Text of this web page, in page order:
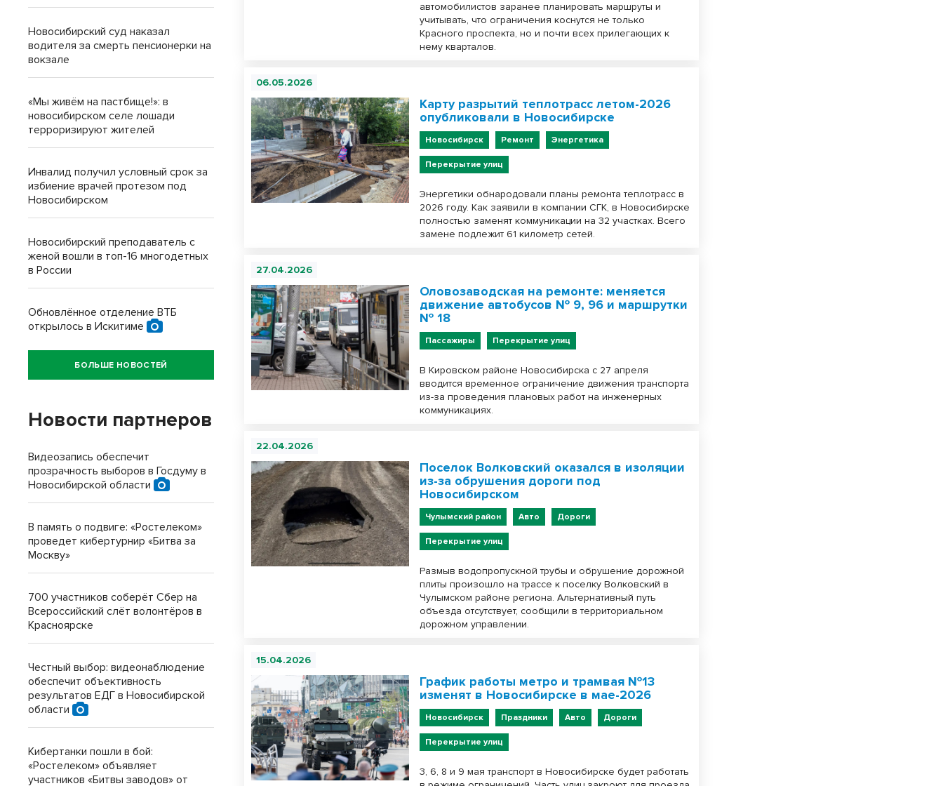
автомобилистов заранее планировать маршруты и
учитывать, что ограничения коснутся не только
Красного проспекта, но и почти всех прилегающих к
нему кварталов.
06.05.2026
Карту разрытий теплотрасс летом-2026
опубликовали в Новосибирске
Новосибирск Ремонт Энергетика
Перекрытие улиц
Энергетики обнародовали планы ремонта теплотрасс в
2026 году. Как заявили в компании СГК, в Новосибирске
полностью заменят коммуникации на 32 участках. Всего
замене подлежит 61 километр сетей.
27.04.2026
Оловозаводская на ремонте: меняется
движение автобусов № 9, 96 и маршрутки
№ 18
Пассажиры Перекрытие улиц
В Кировском районе Новосибирска с 27 апреля
вводится временное ограничение движения транспорта
из-за проведения плановых работ на инженерных
коммуникациях.
22.04.2026
Поселок Волковский оказался в изоляции
из-за обрушения дороги под
Новосибирском
Чулымский район Авто Дороги
Перекрытие улиц
Размыв водопропускной трубы и обрушение дорожной
плиты произошло на трассе к поселку Волковский в
Чулымском районе региона. Альтернативный путь
объезда отсутствует, сообщили в территориальном
дорожном управлении.
15.04.2026
График работы метро и трамвая №13
изменят в Новосибирске в мае-2026
Новосибирск Праздники Авто Дороги
Перекрытие улиц
3, 6, 8 и 9 мая транспорт в Новосибирске будет работать
Новосибирский суд наказал
водителя за смерть пенсионерки на
вокзале
«Мы живём на пастбище!»: в
новосибирском селе лошади
терроризируют жителей
Инвалид получил условный срок за
избиение врачей протезом под
Новосибирском
Новосибирский преподаватель с
женой вошли в топ-16 многодетных
в России
Обновлённое отделение ВТБ
открылось в Искитиме
БОЛЬШЕ НОВОСТЕЙ
Новости партнеров
Видеозапись обеспечит
прозрачность выборов в Госдуму в
Новосибирской области
В память о подвиге: «Ростелеком»
проведет кибертурнир «Битва за
Москву»
700 участников соберёт Сбер на
Всероссийский слёт волонтёров в
Красноярске
Честный выбор: видеонаблюдение
обеспечит объективность
результатов ЕДГ в Новосибирской
области
Кибертанки пошли в бой:
«Ростелеком» объявляет
участников «Битвы заводов» от